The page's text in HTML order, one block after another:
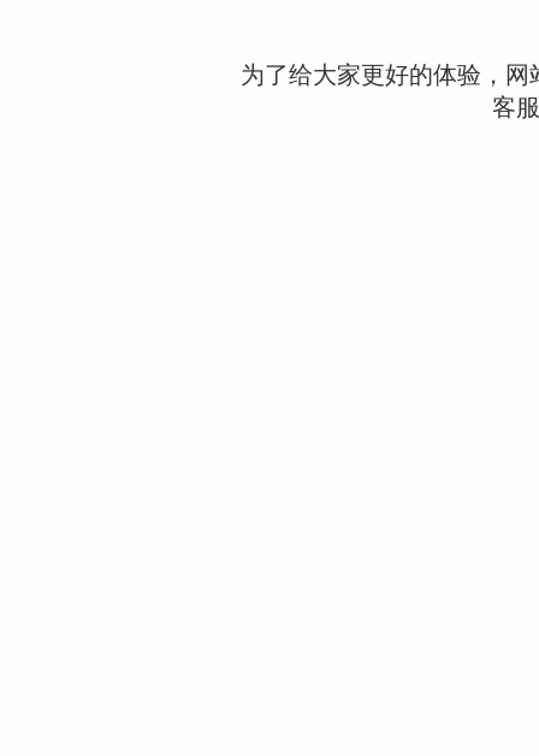
为了给大家更好的体验，
客